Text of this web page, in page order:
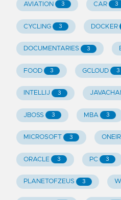
AVIATION 3 CAR 3
CYCLING 3 DOCKER
DOCUMENTARIES 3
FOOD 3 GCLOUD 3
INTELLIJ 3
JBOSS 3 MBA 3
MICROSOFT 3
ORACLE 3 PC 3
PLANETOFZEUS 3